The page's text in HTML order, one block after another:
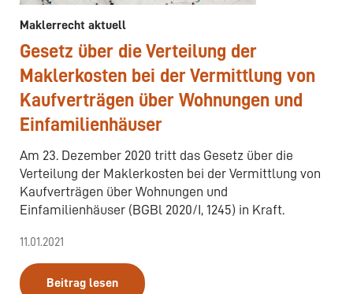
Maklerrecht aktuell
Gesetz über die Verteilung der
Maklerkosten bei der Vermittlung von
Kaufverträgen über Wohnungen und
Einfamilienhäuser
Am 23. Dezember 2020 tritt das Gesetz über die
Verteilung der Maklerkosten bei der Vermittlung von
Kaufverträgen über Wohnungen und
Einfamilienhäuser (BGBl 2020/I, 1245) in Kraft.
11.01.2021
Beitrag lesen